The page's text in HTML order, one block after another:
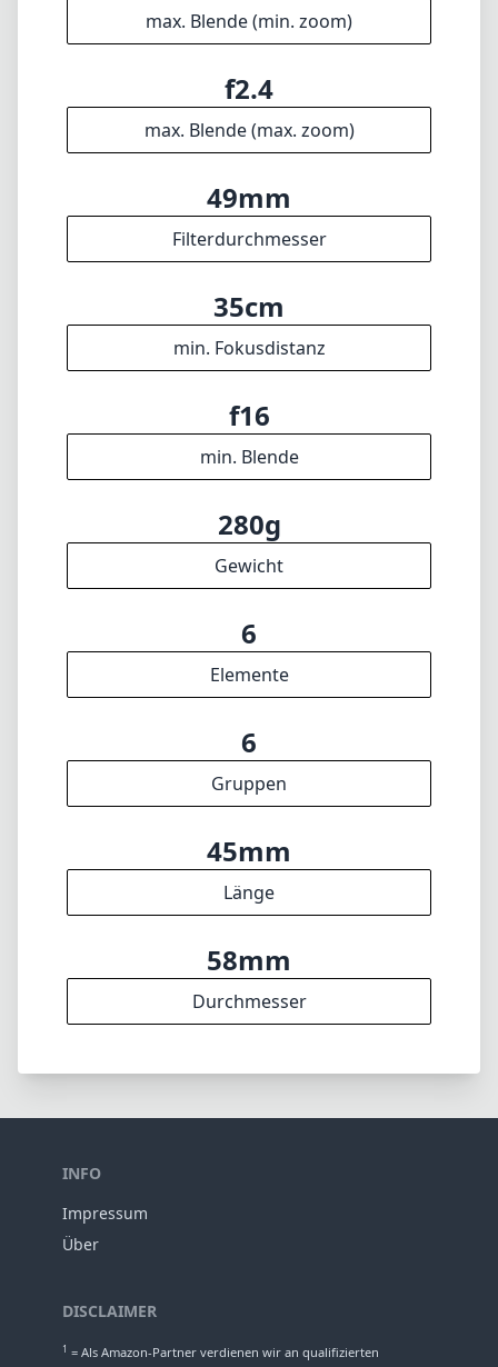
35mm
min. Brennweite
35mm
max. Brennweite
f2.4
max. Blende (min. zoom)
f2.4
max. Blende (max. zoom)
49mm
Filterdurchmesser
35cm
min. Fokusdistanz
f16
min. Blende
280g
Gewicht
6
Elemente
6
Gruppen